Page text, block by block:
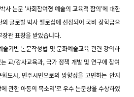
박사 논문 '사회참여형 예술의 교육적 함의'에 대한
글로벌 박사 펠로십에 선정되어 국비 장학금으
장관 표창을 받았습니다.
기반 논문작성법 및 문화예술교육 관련 강의하
교/강사교육과, 국가 정책 개발 및 연구에 참여
도시, 민주시민으로의 방향성을 고민하는 안지
관한 아동의 목소리'로 우수 논문상을 수상하였